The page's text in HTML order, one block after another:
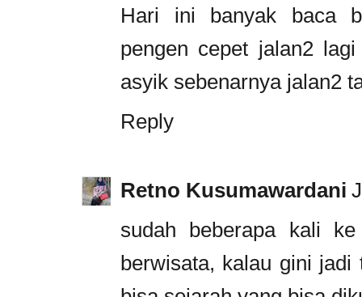
Hari ini banyak baca
pengen cepet jalan2
asyik sebenarnya jalan2
Reply
Retno Kusumawardani
sudah beberapa kali
berwisata, kalau gini